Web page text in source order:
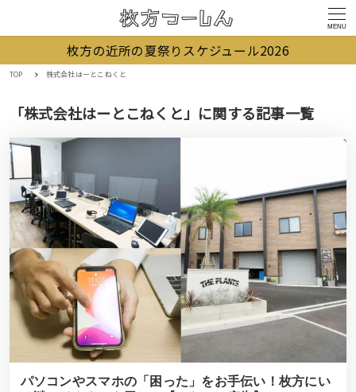
MENU
枚方の近所の夏祭りスケジュール2026
TOP 株式会社はーとこねくと
「株式会社はーとこねくと」に関する記事一覧
パソコンやスマホの「困った」をお手伝い！枚方にい